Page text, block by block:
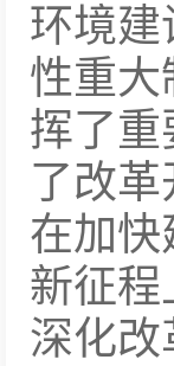
环境建
性重大
挥了重
了改
在加快
新征程
深化改